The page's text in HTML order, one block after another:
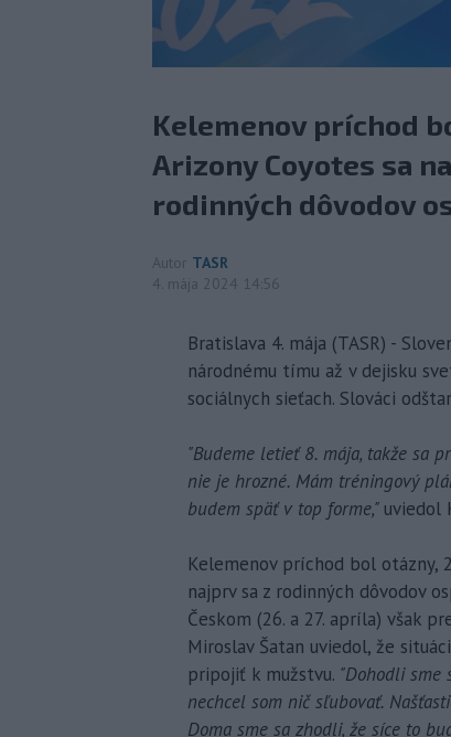
Kelemenov príchod
Arizony Coyotes sa
rodinných dôvodov
Autor TASR
4. mája 2024 14:56
Bratislava 4. mája (TASR) -
národnému tímu až v dejisku
sociálnych sieťach. Slováci
"Budeme letieť 8. mája, takže sa
nie je hrozné. Mám tréningový
budem späť v top forme," uviedol
Kelemenov príchod bol otázny,
najprv sa z rodinných dôvodov
Českom (26. a 27. apríla) však
Miroslav Šatan uviedol, že
pripojiť k mužstvu. "Dohodli sme
nechcel som nič sľubovať.
Doma sme sa zhodli, že síce to